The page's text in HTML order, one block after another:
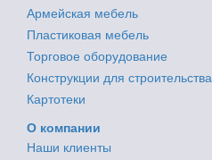
Армейская мебель
Пластиковая мебель
Торговое оборудование
Конструкции для строительства
Картотеки
О компании
Наши клиенты